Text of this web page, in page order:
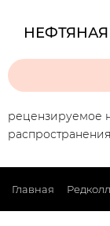
рецензируемое
распространения
Главная